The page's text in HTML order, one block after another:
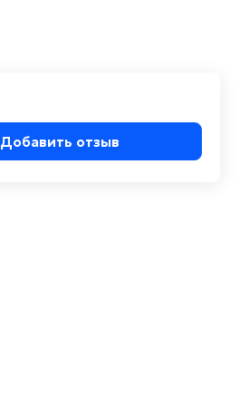
Добавить отзыв